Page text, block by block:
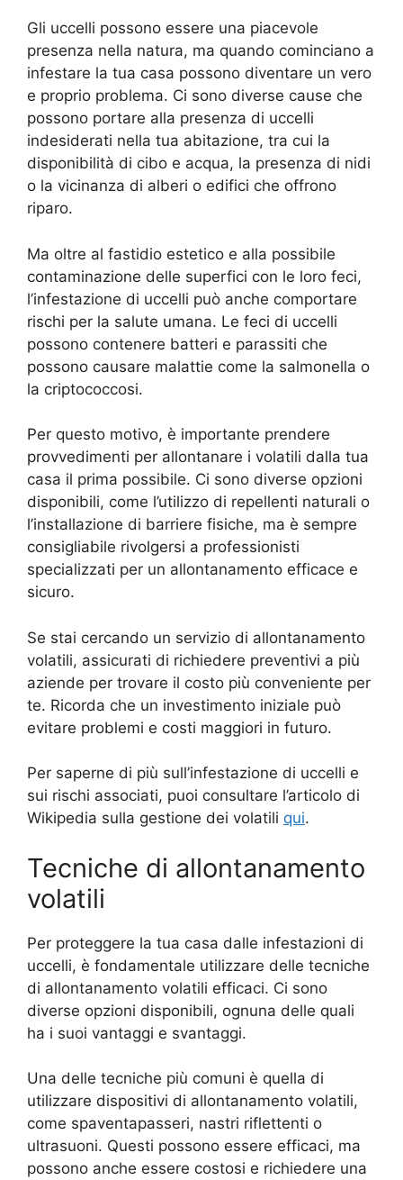
Gli uccelli possono essere una piacevole
presenza nella natura, ma quando cominciano a
infestare la tua casa possono diventare un vero
e proprio problema. Ci sono diverse cause che
possono portare alla presenza di uccelli
indesiderati nella tua abitazione, tra cui la
disponibilità di cibo e acqua, la presenza di nidi
o la vicinanza di alberi o edifici che offrono
riparo.
Ma oltre al fastidio estetico e alla possibile
contaminazione delle superfici con le loro feci,
l’infestazione di uccelli può anche comportare
rischi per la salute umana. Le feci di uccelli
possono contenere batteri e parassiti che
possono causare malattie come la salmonella o
la criptococcosi.
Per questo motivo, è importante prendere
provvedimenti per allontanare i volatili dalla tua
casa il prima possibile. Ci sono diverse opzioni
disponibili, come l’utilizzo di repellenti naturali o
l’installazione di barriere fisiche, ma è sempre
consigliabile rivolgersi a professionisti
specializzati per un allontanamento efficace e
sicuro.
Se stai cercando un servizio di allontanamento
volatili, assicurati di richiedere preventivi a più
aziende per trovare il costo più conveniente per
te. Ricorda che un investimento iniziale può
evitare problemi e costi maggiori in futuro.
Per saperne di più sull’infestazione di uccelli e
sui rischi associati, puoi consultare l’articolo di
Wikipedia sulla gestione dei volatili qui.
Tecniche di allontanamento
volatili
Per proteggere la tua casa dalle infestazioni di
uccelli, è fondamentale utilizzare delle tecniche
di allontanamento volatili efficaci. Ci sono
diverse opzioni disponibili, ognuna delle quali
ha i suoi vantaggi e svantaggi.
Una delle tecniche più comuni è quella di
utilizzare dispositivi di allontanamento volatili,
come spaventapasseri, nastri riflettenti o
ultrasuoni. Questi possono essere efficaci, ma
possono anche essere costosi e richiedere una